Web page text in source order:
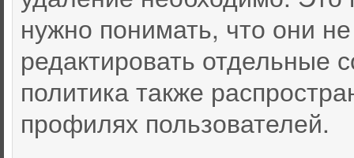
нужно понимать, что они
редактировать отдельные
политика также
профилях пользователей.